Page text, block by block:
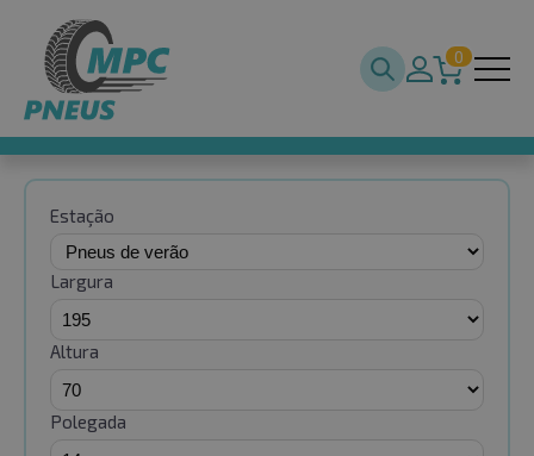
0
Estação
Largura
Altura
Polegada